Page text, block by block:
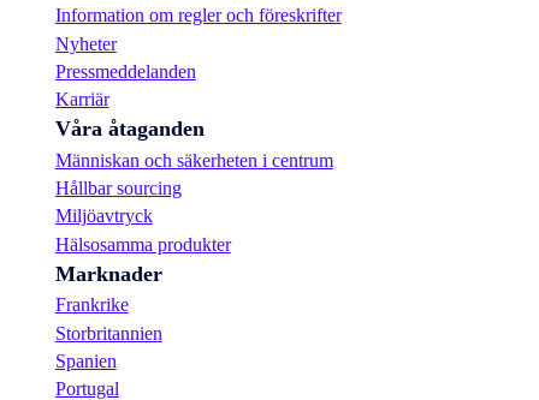
Information om regler och föreskrifter
Nyheter
Pressmeddelanden
Karriär
Våra åtaganden
Människan och säkerheten i centrum
Hållbar sourcing
Miljöavtryck
Hälsosamma produkter
Marknader
Frankrike
Storbritannien
Spanien
Portugal